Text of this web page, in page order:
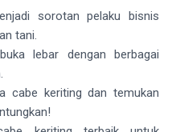
sorotan pelaku bisnis
tani.
lebar dengan berbagai
cabe keriting dan temukan